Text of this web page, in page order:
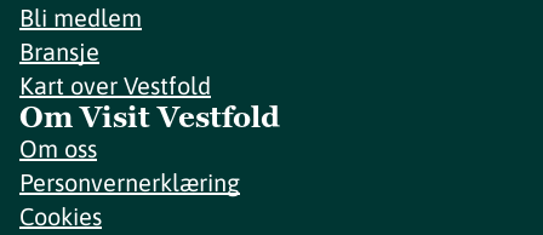
Bli medlem
Bransje
Kart over Vestfold
Om Visit Vestfold
Om oss
Personvernerklæring
Cookies